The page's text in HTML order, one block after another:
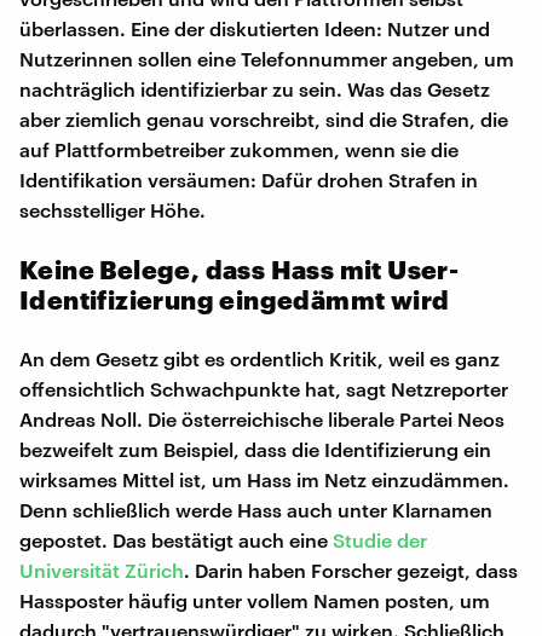
überlassen. Eine der diskutierten Ideen: Nutzer und
Nutzerinnen sollen eine Telefonnummer angeben, um
nachträglich identifizierbar zu sein. Was das Gesetz
aber ziemlich genau vorschreibt, sind die Strafen, die
auf Plattformbetreiber zukommen, wenn sie die
Identifikation versäumen: Dafür drohen Strafen in
sechsstelliger Höhe.
Keine Belege, dass Hass mit User-
Identifizierung eingedämmt wird
An dem Gesetz gibt es ordentlich Kritik, weil es ganz
offensichtlich Schwachpunkte hat, sagt Netzreporter
Andreas Noll. Die österreichische liberale Partei Neos
bezweifelt zum Beispiel, dass die Identifizierung ein
wirksames Mittel ist, um Hass im Netz einzudämmen.
Denn schließlich werde Hass auch unter Klarnamen
gepostet. Das bestätigt auch eine Studie der
Universität Zürich. Darin haben Forscher gezeigt, dass
Hassposter häufig unter vollem Namen posten, um
dadurch "vertrauenswürdiger" zu wirken. Schließlich